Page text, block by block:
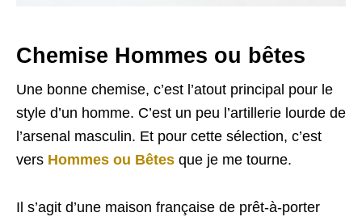
Chemise Hommes ou bêtes
Une bonne chemise, c’est l’atout principal pour le
style d’un homme. C’est un peu l’artillerie lourde de
l’arsenal masculin. Et pour cette sélection, c’est
vers Hommes ou Bêtes que je me tourne.
Il s’agit d’une maison française de prêt-à-porter